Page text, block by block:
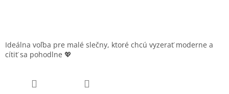
Ideálna voľba pre malé slečny, ktoré chcú vyzerať moderne a
cítiť sa pohodlne 💖